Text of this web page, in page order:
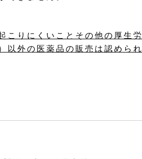
こりにくいことその他の厚生労
以外の医薬品の販売は認められ